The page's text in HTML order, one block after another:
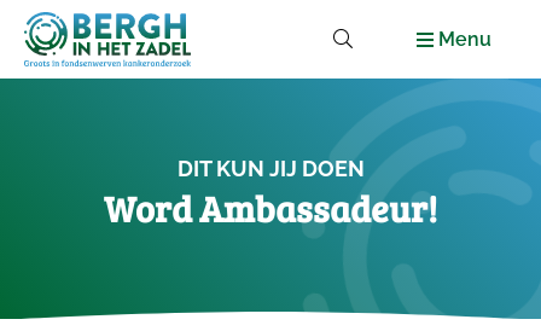
Menu
DIT KUN JIJ DOEN
Word Ambassadeur!